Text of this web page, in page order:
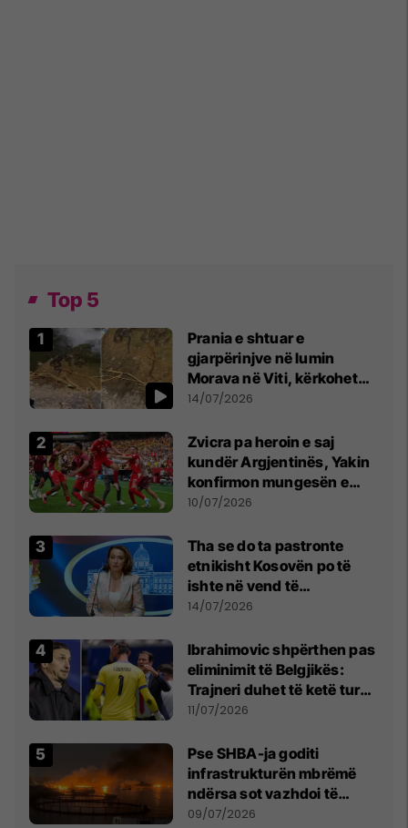
Top 5
Prania e shtuar e
gjarpërinjve në lumin
Morava në Viti, kërkohet
kujdes nga qytetarët
14/07/2026
Zvicra pa heroin e saj
kundër Argjentinës, Yakin
konfirmon mungesën e
madhe
10/07/2026
Tha se do ta pastronte
etnikisht Kosovën po të
ishte në vend të
Millosheviqit, Lëvizja e
kërkon shkarkimin e
menjëhershëm të
Snezhana Paunoviq
14/07/2026
Ibrahimovic shpërthen pas
eliminimit të Belgjikës:
Trajneri duhet të ketë turp,
ai lojtar se meritoi të luante
11/07/2026
Pse SHBA-ja goditi
infrastrukturën mbrëmë
ndërsa sot vazhdoi të
zmbrapsë sulmet iraniane
09/07/2026